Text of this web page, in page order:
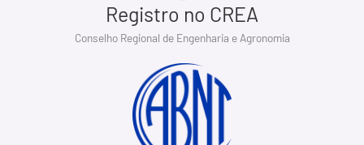
Registro no CREA
Conselho Regional de Engenharia e Agronomia